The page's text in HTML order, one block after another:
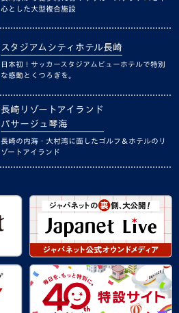
心とした大型複合施設
スタジアムシティホテル長崎
日本初！サッカースタジアムビューホテルで特別
な感動とくつろぎを。
長崎リゾートアイランド
パサージュ琴海
長崎の内海・大村湾に面したゴルフ＆ホテルのリ
ゾートアイランド